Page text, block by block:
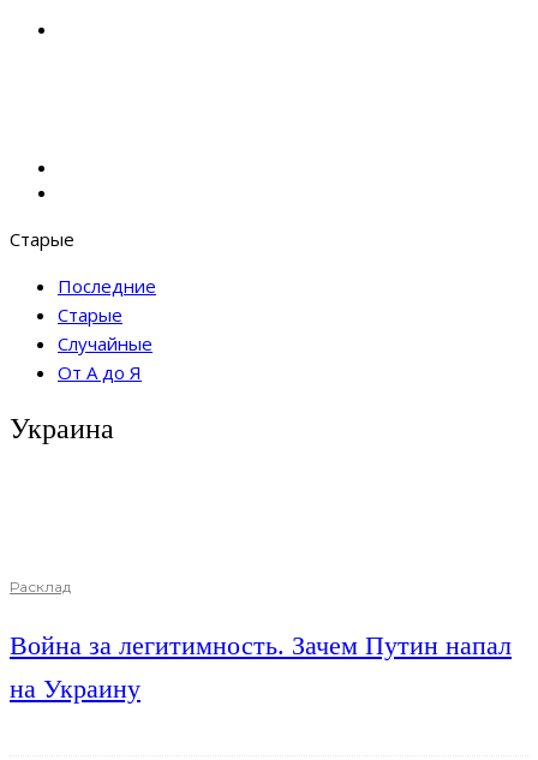
Старые
Последние
Старые
Случайные
От А до Я
Украина
Расклад
Война за легитимность. Зачем Путин напал
на Украину